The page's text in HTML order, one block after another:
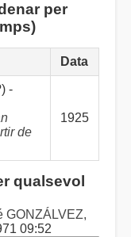
per
Data
-
de
1925
qualsevol
GONZÁLVEZ,
09:52